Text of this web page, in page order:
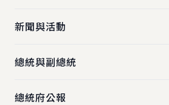
新聞與活動
總統與副總統
總統府公報